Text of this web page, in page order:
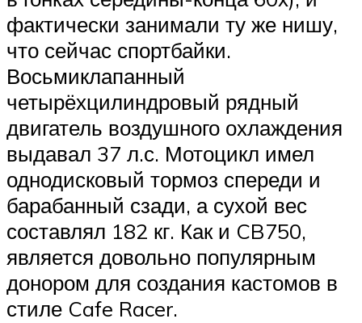
фактически занимали ту же нишу,
что сейчас спортбайки.
Восьмиклапанный
четырёхцилиндровый рядный
двигатель воздушного охлаждения
выдавал 37 л.с. Мотоцикл имел
однодисковый тормоз спереди и
барабанный сзади, а сухой вес
составлял 182 кг. Как и CB750,
является довольно популярным
донором для создания кастомов в
стиле Cafe Racer.